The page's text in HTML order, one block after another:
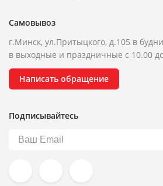
Самовывоз
г.Минск, ул.Притыцкого, д.105 в
в выходные и праздничные с 10.00
Написать обращение
Подписывайтесь